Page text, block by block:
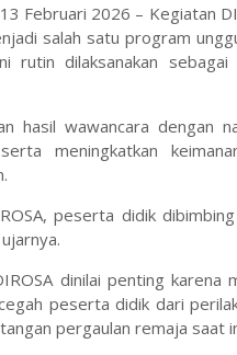
Februari 2026 – Kegiatan
salah satu program
rutin dilaksanakan
hasil wawancara dengan
meningkatkan
peserta didik
dinilai penting karena
peserta didik dari
pergaulan remaja saat